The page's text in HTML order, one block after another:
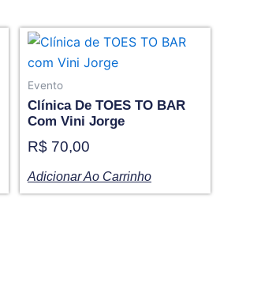
Evento
Clínica De TOES TO BAR
Com Vini Jorge
R$ 70,00
Adicionar Ao Carrinho